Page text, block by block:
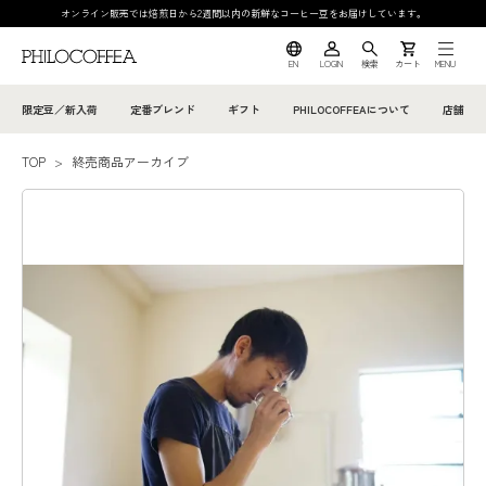
オンライン販売では焙煎日から2週間以内の新鮮なコーヒー豆をお届けしています。
EN LOGIN 検索 カート MENU
限定豆／新入荷 定番ブレンド ギフト PHILOCOFFEAについて 店舗
TOP > 終売商品アーカイブ